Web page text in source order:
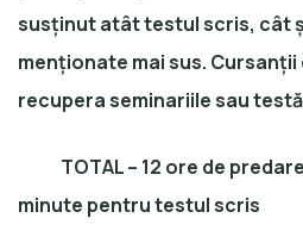
susținut atât testul scris, cât
menționate mai sus.
recupera seminariile sau
TOTAL – 12 ore de predare
minute pentru testul scris